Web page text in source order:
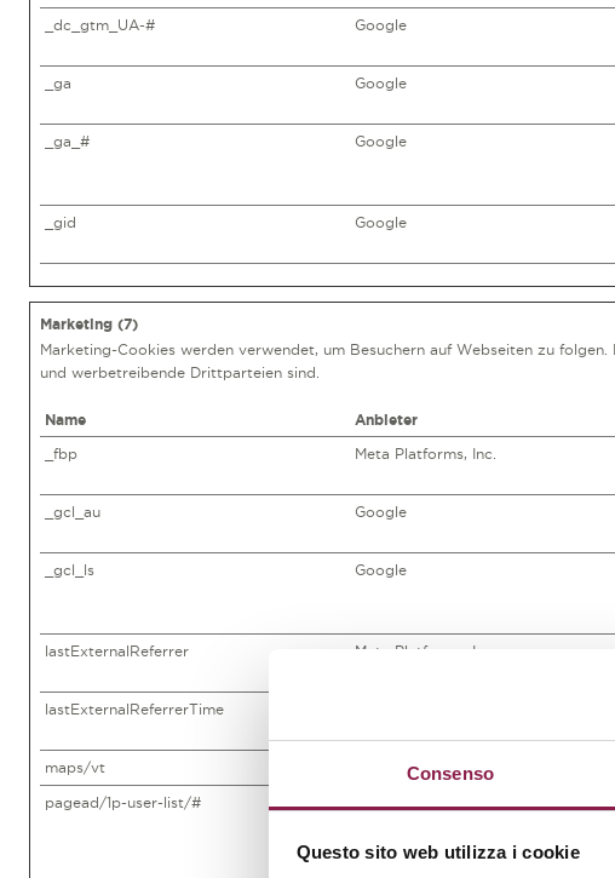
Consenso
Questo sito web utilizza i cookie
_dc_gtm_UA-# Google
_ga Google
_ga_# Google
_gid Google
Marketing (7)
Marketing-Cookies werden verwendet, um Besuchern auf Webseiten zu
und werbetreibende Drittparteien sind.
Name Anbieter
_fbp Meta Platforms, Inc.
_gcl_au Google
_gcl_ls Google
lastExternalReferrer Meta Platforms, Inc.
lastExternalReferrerTime
maps/vt
pagead/1p-user-list/#